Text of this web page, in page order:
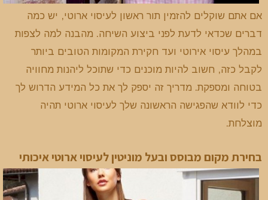
אם אתם שוקלים להזמין תור ראשון לעיסוי ארוטי, יש כמה
דברים שכדאי לדעת לפני ביצוע השיחה. מהבנה למה לצפות
במהלך עיסוי אירוטי ועד חקירת המקומות הטובים ביותר
לקבל כזה, חשוב להיות מוכנים כדי שתוכל ליהנות מחוויה
בטוחה ומספקת. מדריך זה יספק לך את כל המידע הדרוש לך
כדי לוודא שהפגישה הראשונה שלך לעיסוי ארוטי תהיה
מוצלחת.
בחירת מקום מבוסס ובעל מוניטין לעיסוי ארוטי איכותי